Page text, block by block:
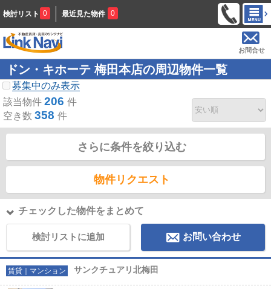
検討リスト 0 最近見た物件 0
お問合せ
ドン・キホーテ 梅田本店の周辺物件一覧
募集中のみ表示
該当物件 206 件
空き数 358 件
さらに条件を絞り込む
物件リクエスト
チェックした物件をまとめて
検討リストに追加 お問い合わせ
賃貸｜マンション サンクチュアリ北梅田